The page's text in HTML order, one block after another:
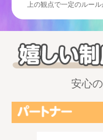
上の観点で一定のルール
安心